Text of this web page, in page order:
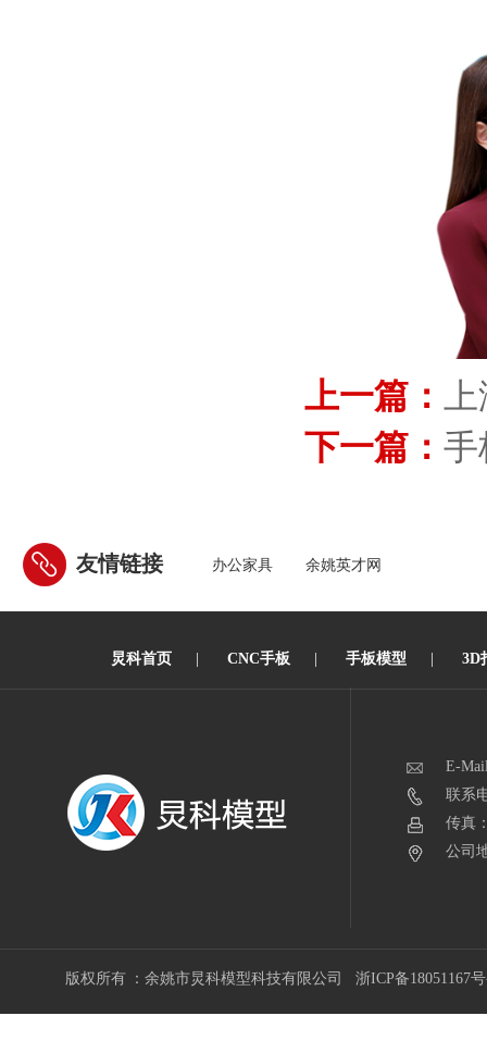
上一篇：
下一篇： 手
友情链接 办公家具 余姚英才网
炅科首页 CNC手板 手板模型 3D
E-
联系
传真
公司
版权所有 ：余姚市炅科模型科技有限公司 浙ICP备18051167